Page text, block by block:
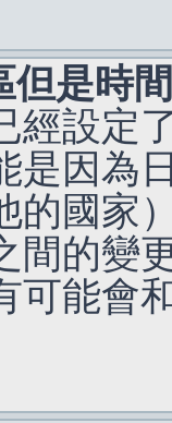
但是時
經設定
是因為
的國家
間的變
可能會